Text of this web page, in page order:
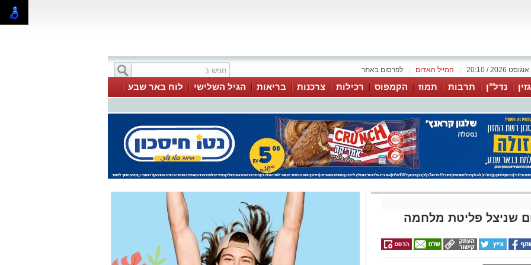
לפרסום באתר המייל האדום
נדל"ן תרבות תמוז הקמפוס רכילות צרכנות בריאות הגיל השלישי
לוח באר שבע